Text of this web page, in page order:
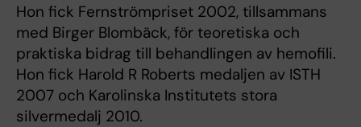
Hon fick Fernströmpriset 2002, tillsammans
med Birger Blombäck, för teoretiska och
praktiska bidrag till behandlingen av hemofili.
Hon fick Harold R Roberts medaljen av ISTH
2007 och Karolinska Institutets stora
silvermedalj 2010.